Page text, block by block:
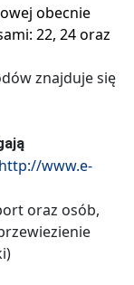
obecnie
22, 24 oraz
znajduje się
http://www.e-
oraz osób,